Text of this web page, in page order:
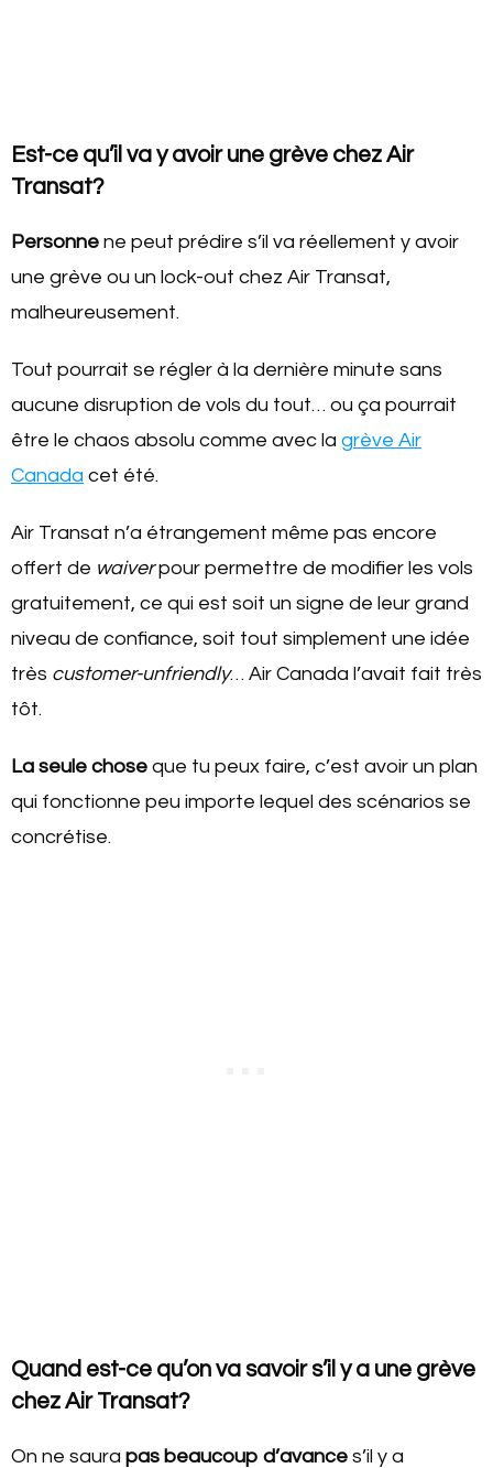
Est-ce qu’il va y avoir une grève chez Air
Transat?
Personne ne peut prédire s’il va réellement y avoir
une grève ou un lock-out chez Air Transat,
malheureusement.
Tout pourrait se régler à la dernière minute sans
aucune disruption de vols du tout… ou ça pourrait
être le chaos absolu comme avec la grève Air
Canada cet été.
Air Transat n’a étrangement même pas encore
offert de waiverpour permettre de modifier les vols
gratuitement, ce qui est soit un signe de leur grand
niveau de confiance, soit tout simplement une idée
très customer-unfriendly… Air Canada l’avait fait très
tôt.
La seule chose que tu peux faire, c’est avoir un plan
qui fonctionne peu importe lequel des scénarios se
concrétise.
Quand est-ce qu’on va savoir s’il y a une grève
chez Air Transat?
On ne saura pas beaucoup d’avance s’il y a